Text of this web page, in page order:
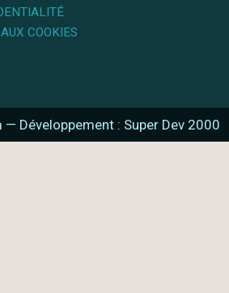
COOKIES
— Développement : Super Dev 2000